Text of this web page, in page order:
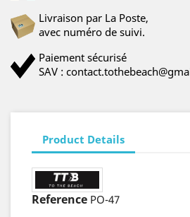
Livraison par La Poste,
avec numéro de suivi.
Paiement sécurisé
SAV :
Product Details
Reference PO-47